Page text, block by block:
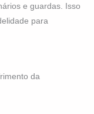
e guardas. Isso
para
da